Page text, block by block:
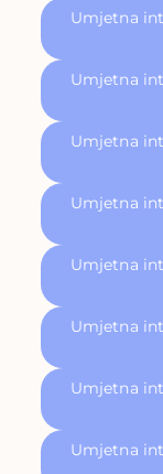
Umjetna
Umjetna
Umjetna
Umjetna
Umjetna
Umjetna
Umjetna
Umjetna